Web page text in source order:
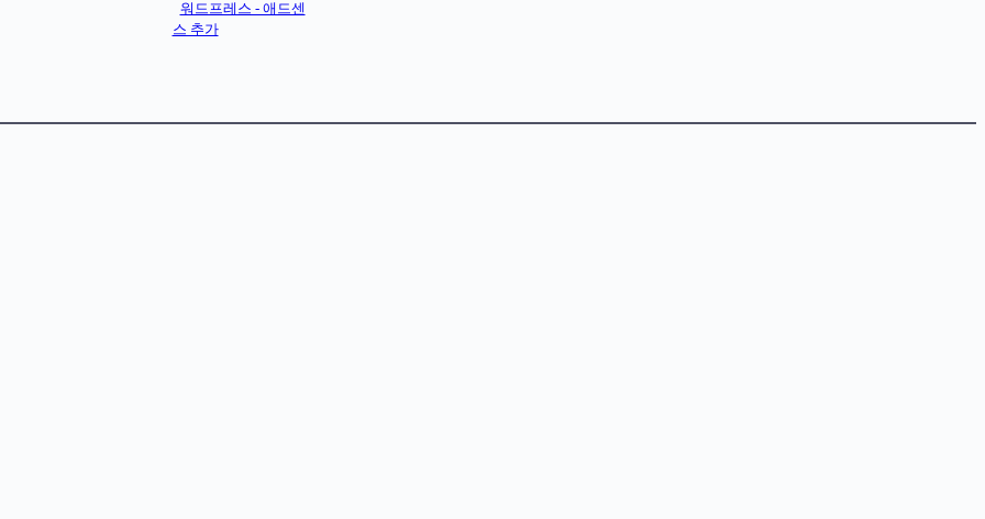
워드프레스 - 애드센
스 추가